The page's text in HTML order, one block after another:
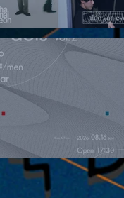
覧】昼）月見ルpre.『POLYHEDRON』
覧】夜）four dots vol.2